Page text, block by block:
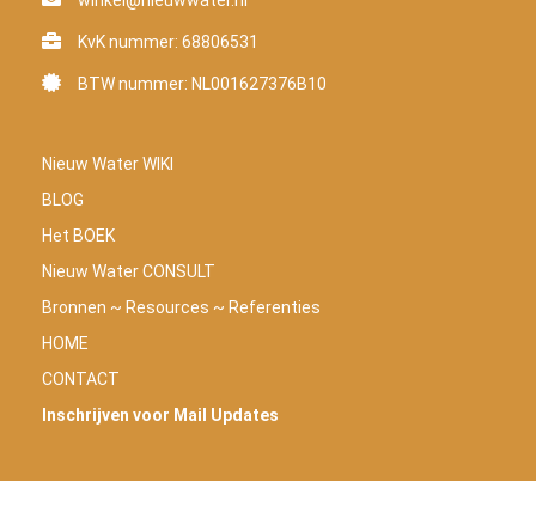
KvK nummer: 68806531
BTW nummer: NL001627376B10
Nieuw Water WIKI
BLOG
Het BOEK
Nieuw Water CONSULT
Bronnen ~ Resources ~ Referenties
HOME
CONTACT
Inschrijven voor Mail Updates